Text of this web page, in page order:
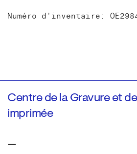
Numéro d'inventaire:
Centre de la Gravure et de
imprimée
—